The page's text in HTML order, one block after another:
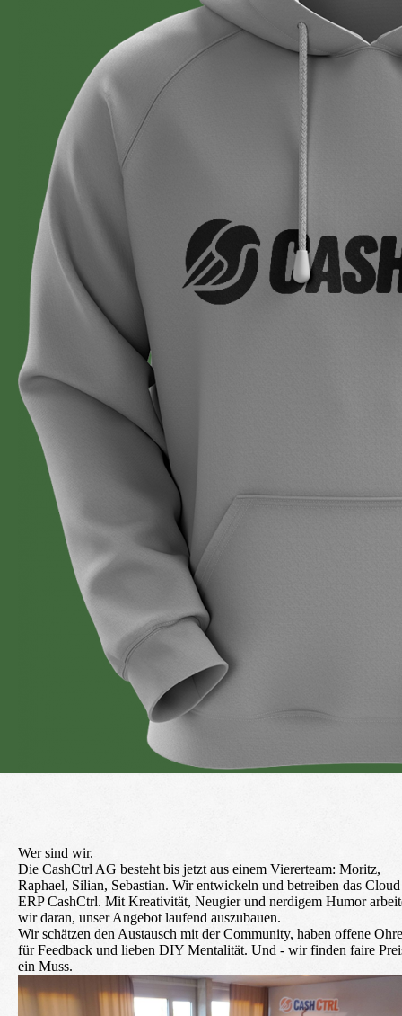
Wer sind wir.
Die CashCtrl AG besteht bis jetzt aus einem Viererteam: Moritz,
Raphael, Silian, Sebastian. Wir entwickeln und betreiben das Cloud
ERP CashCtrl. Mit Kreativität, Neugier und nerdigem Humor
wir daran, unser Angebot laufend auszubauen.
Wir schätzen den Austausch mit der Community, haben offene
für Feedback und lieben DIY Mentalität. Und - wir finden faire
ein Muss.